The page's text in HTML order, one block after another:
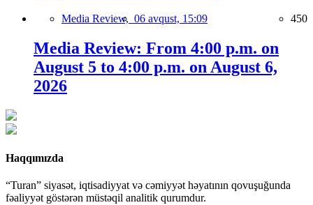
Media Review, 06 avqust, 15:09 450
Media Review: From 4:00 p.m. on
August 5 to 4:00 p.m. on August 6,
2026
Haqqımızda
“Turan” siyasət, iqtisadiyyat və cəmiyyət həyatının qovuşuğunda
fəaliyyət göstərən müstəqil analitik qurumdur.